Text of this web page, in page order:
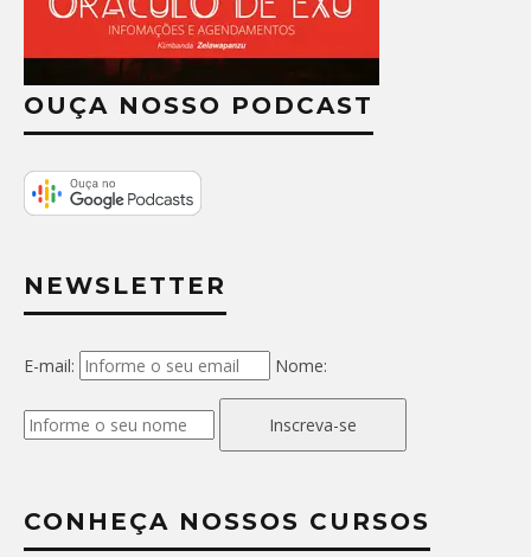
OUÇA NOSSO PODCAST
NEWSLETTER
E-mail: Nome:
Inscreva-se
CONHEÇA NOSSOS CURSOS